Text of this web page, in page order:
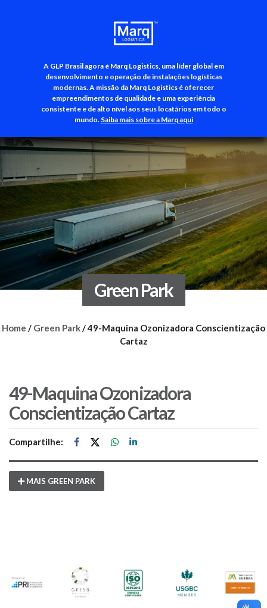
A GLP Brasil agora é Marq Logistics, uma líder global em
desenvolvimento e operação de instalações logísticas
modernas. A missão da Marq Logistics é oferecer
empreendimentos de qualidade e uma experiência
consistente e de alto nível aos seus locatários em todo o
mundo. Saiba mais sobre a Marq aqui
+55 (11) 3500-3700
Green Park
Home / Green Park/49-Maquina Ozonizadora Conscientização
Cartaz
49-Maquina Ozonizadora
Conscientização Cartaz
Compartilhe:
MAIS GREEN PARK